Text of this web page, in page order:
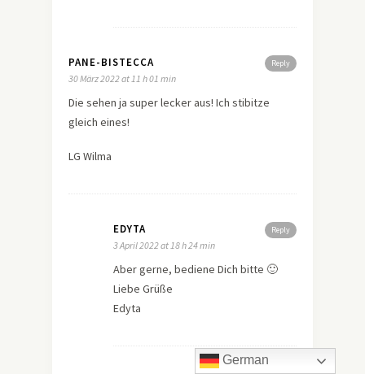
Reply
PANE-BISTECCA
30 März 2022 at 11 h 01 min
Die sehen ja super lecker aus! Ich stibitze
gleich eines!
LG Wilma
Reply
EDYTA
3 April 2022 at 18 h 24 min
Aber gerne, bediene Dich bitte 🙂
Liebe Grüße
Edyta
German